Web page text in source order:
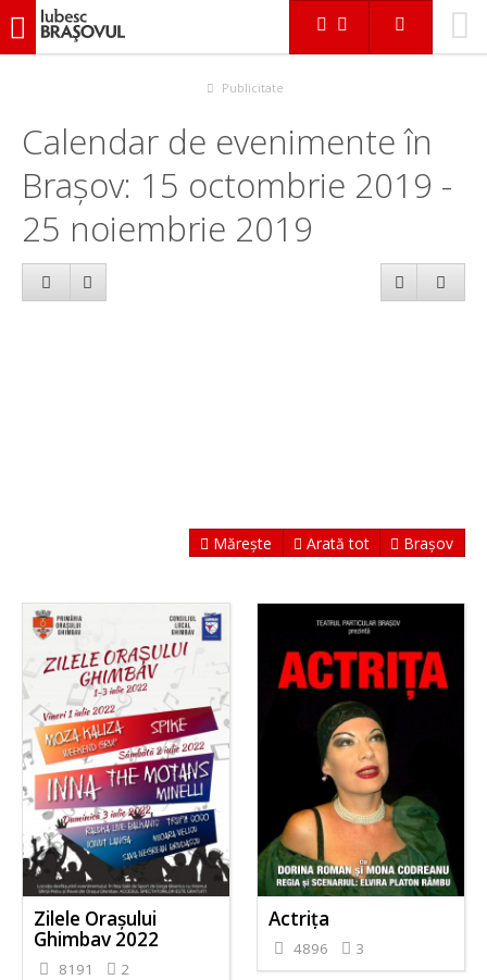
iubescbraşovul.ro
Publicitate
Calendar de evenimente în
Brașov: 15 octombrie 2019 -
25 noiembrie 2019
Mărește Arată tot Brașov
Zilele Orașului
Ghimbav 2022
8191 2
Actriţa
4896 3